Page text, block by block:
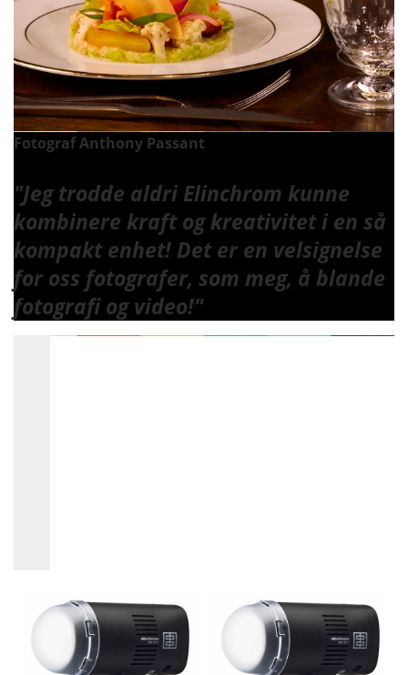
Fotograf Anthony Passant
"Jeg trodde aldri Elinchrom kunne
kombinere kraft og kreativitet i en så
kompakt enhet! Det er en velsignelse
for oss fotografer, som meg, å blande
fotografi og video!"
På
lager